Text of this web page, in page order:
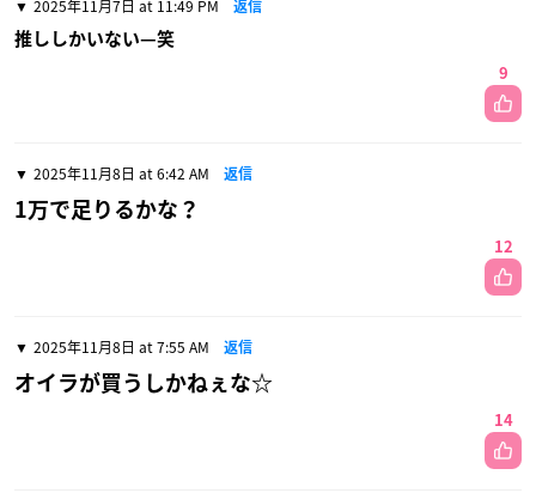
2025年11月7日 at 11:49 PM 返信
推ししかいない—笑
9
2025年11月8日 at 6:42 AM 返信
1万で足りるかな？
12
2025年11月8日 at 7:55 AM 返信
オイラが買うしかねぇな☆
14